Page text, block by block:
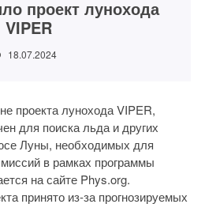
проект лунохода
VIPER
18.07.2024
проекта лунохода VIPER,
для поиска льда и других
Луны, необходимых для
в рамках программы
на сайте Phys.org.
принято из-за прогнозируемых